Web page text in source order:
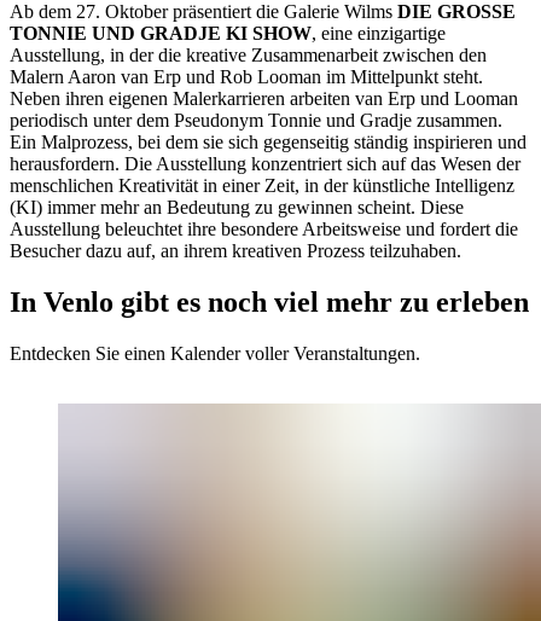
Ab dem 27. Oktober präsentiert die Galerie Wilms DIE GROSSE
TONNIE UND GRADJE KI SHOW, eine einzigartige
Ausstellung, in der die kreative Zusammenarbeit zwischen den
Malern Aaron van Erp und Rob Looman im Mittelpunkt steht.
Neben ihren eigenen Malerkarrieren arbeiten van Erp und Looman
periodisch unter dem Pseudonym Tonnie und Gradje zusammen.
Ein Malprozess, bei dem sie sich gegenseitig ständig inspirieren und
herausfordern. Die Ausstellung konzentriert sich auf das Wesen der
menschlichen Kreativität in einer Zeit, in der künstliche Intelligenz
(KI) immer mehr an Bedeutung zu gewinnen scheint. Diese
Ausstellung beleuchtet ihre besondere Arbeitsweise und fordert die
Besucher dazu auf, an ihrem kreativen Prozess teilzuhaben.
In Venlo gibt es noch viel mehr zu erleben
Entdecken Sie einen Kalender voller Veranstaltungen.